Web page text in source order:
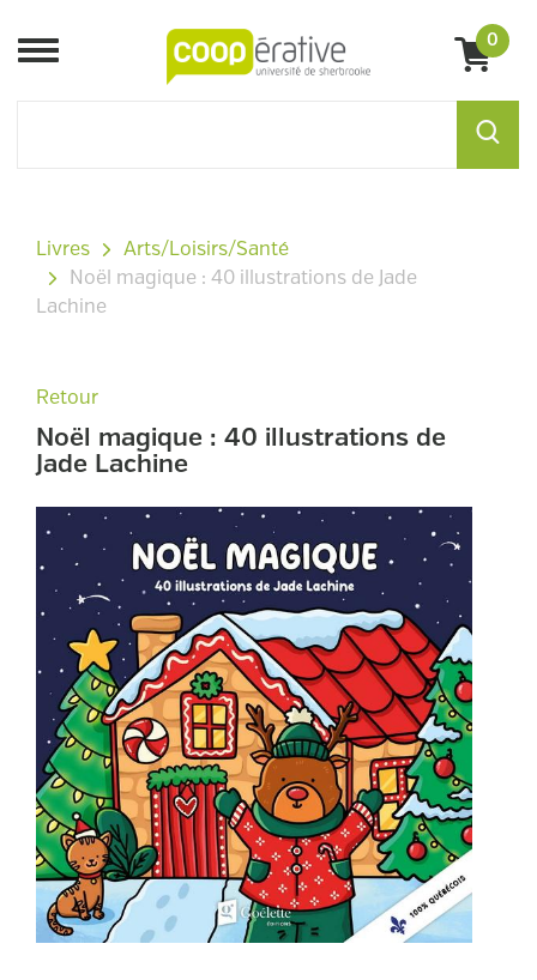
Menu
0
Livres
Arts/Loisirs/Santé
Noël magique : 40 illustrations de Jade
Lachine
Retour
Noël magique : 40 illustrations de
Jade Lachine